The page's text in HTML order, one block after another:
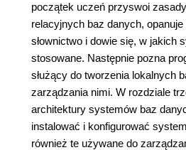
początek uczeń przyswoi
relacyjnych baz danych,
słownictwo i dowie się, w jakich
stosowane. Następnie pozna
służący do tworzenia lokalnych
zarządzania nimi. W rozdziale
architektury systemów baz
instalować i konfigurować
również te używane do